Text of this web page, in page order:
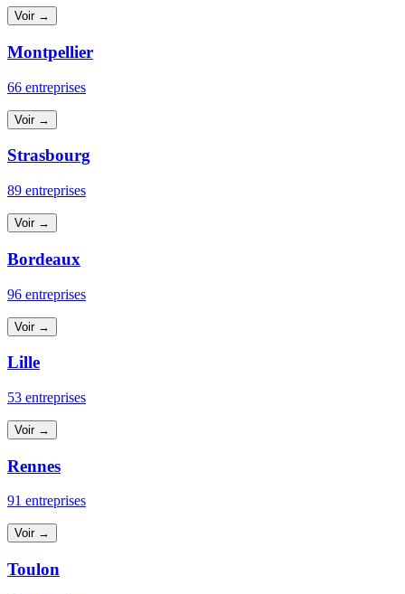
Voir →
Montpellier
66 entreprises
Voir →
Strasbourg
89 entreprises
Voir →
Bordeaux
96 entreprises
Voir →
Lille
53 entreprises
Voir →
Rennes
91 entreprises
Voir →
Toulon